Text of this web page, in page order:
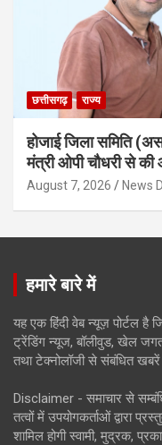
छत्तीसगढ़ राज्य
होजाई जिला समिति
मंत्री ओपी चौधरी से की
August 7, 2026 News
हमारे बारे में
यह एक हिंदी वेब न्यूज़ पोर्टल है
ट्रेंडिंग न्यूज, बॉलीवुड, खेल
तथा टेक्नोलॉजी से संबंधित खबरें
Disclaimer - समाचार से
तत्वों में उपयोगकर्ताओं द्वारा
शामिल होगी स्वामी, मुद्रक,